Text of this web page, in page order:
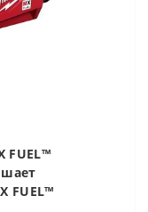
FUEL™
FUEL™